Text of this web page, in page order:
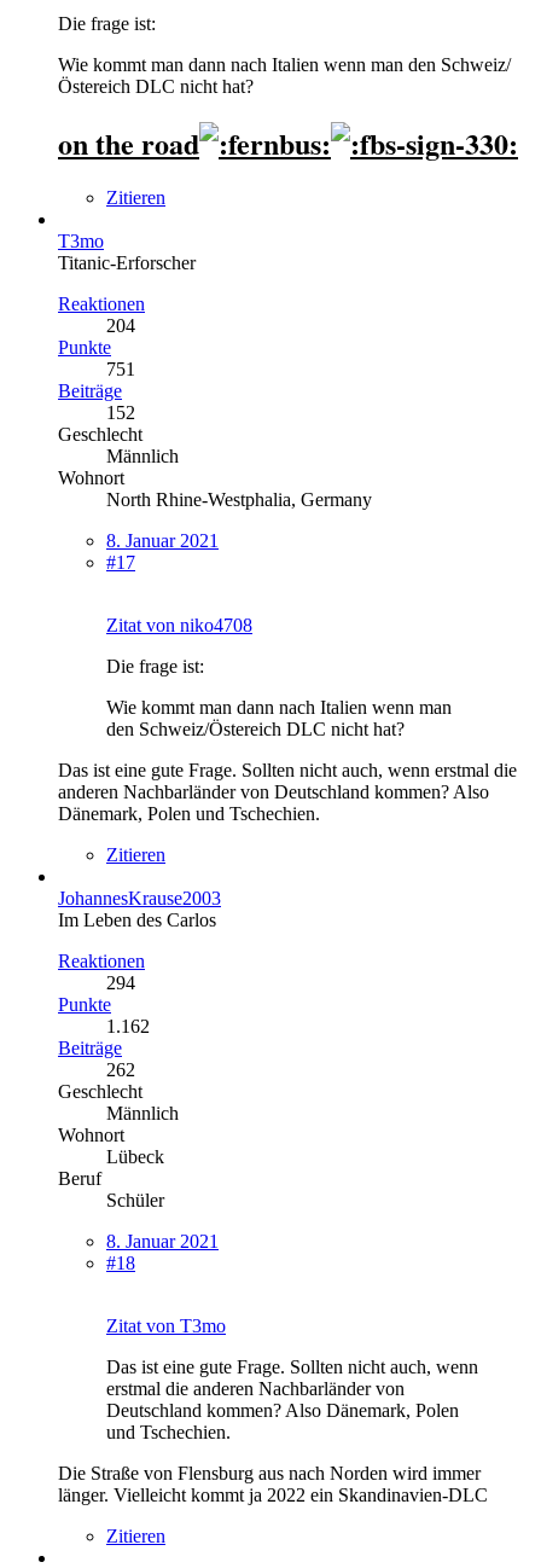
Die frage ist:
Wie kommt man dann nach Italien wenn man den Schweiz/
Östereich DLC nicht hat?
on the road
Zitieren
T3mo
Titanic-Erforscher
Reaktionen
204
Punkte
751
Beiträge
152
Geschlecht
Männlich
Wohnort
North Rhine-Westphalia, Germany
8. Januar 2021
#17
Zitat von niko4708
Die frage ist:
Wie kommt man dann nach Italien wenn man
den Schweiz/Östereich DLC nicht hat?
Das ist eine gute Frage. Sollten nicht auch, wenn erstmal die
anderen Nachbarländer von Deutschland kommen? Also
Dänemark, Polen und Tschechien.
Zitieren
JohannesKrause2003
Im Leben des Carlos
Reaktionen
294
Punkte
1.162
Beiträge
262
Geschlecht
Männlich
Wohnort
Lübeck
Beruf
Schüler
8. Januar 2021
#18
Zitat von T3mo
Das ist eine gute Frage. Sollten nicht auch, wenn
erstmal die anderen Nachbarländer von
Deutschland kommen? Also Dänemark, Polen
und Tschechien.
Die Straße von Flensburg aus nach Norden wird immer
länger. Vielleicht kommt ja 2022 ein Skandinavien-DLC
Zitieren